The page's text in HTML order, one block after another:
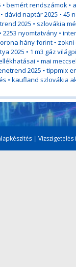
• bemért rendszámok •
• dávid naptár 2025 • 45
2025 • szlovákia
• 2253 nyomtatvány •
hány forint • zokni
2025 • 1 m3 gáz
• mai
2025 • tippmix
• kaufland szlovákia
| Vízszigetelés